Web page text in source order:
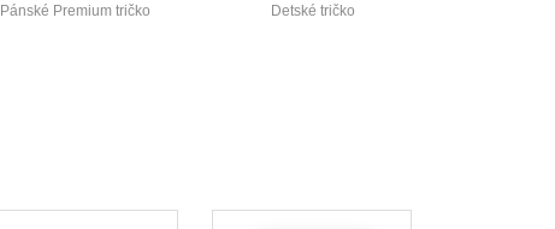
Pánské Premium tričko Detské tričko